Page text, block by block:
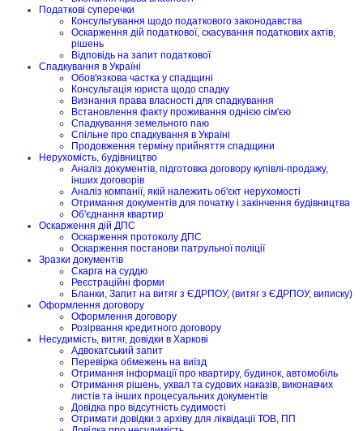
Податкові суперечки
Консультування щодо податкового законодавства
Оскарження дій податкової, скасування податкових актів,
рішень
Відповідь на запит податкової
Спадкування в Україні
Обов'язкова частка у спадщині
Консультація юриста щодо спадку
Визнання права власності для спадкування
Встановлення факту проживання однією сім'єю
Спадкування земельного паю
Спільне про спадкування в Україні
Продовження терміну прийняття спадщини
Нерухомість, будівництво
Аналіз документів, підготовка договору купівлі-продажу,
інших договорів
Аналіз компанії, якій належить об'єкт нерухомості
Отримання документів для початку і закінчення будівництва
Об'єднання квартир
Оскарження дій ДПС
Оскарження протоколу ДПС
Оскарження постанови патрульної поліції
Зразки документів
Скарга на суддю
Реєстраційні форми
Бланки, Запит на витяг з ЄДРПОУ, (витяг з ЄДРПОУ, виписку)
Оформлення договору
Оформлення договору
Розірвання кредитного договору
Несудимість, витяг, довідки в Харкові
Адвокатський запит
Перевірка обмежень на виїзд
Отримання інформації про квартиру, будинок, автомобіль
Отримання рішень, ухвал та судових наказів, виконавчих
листів та інших процесуальних документів
Довідка про відсутність судимості
Отримати довідки з архіву для ліквідації ТОВ, ПП